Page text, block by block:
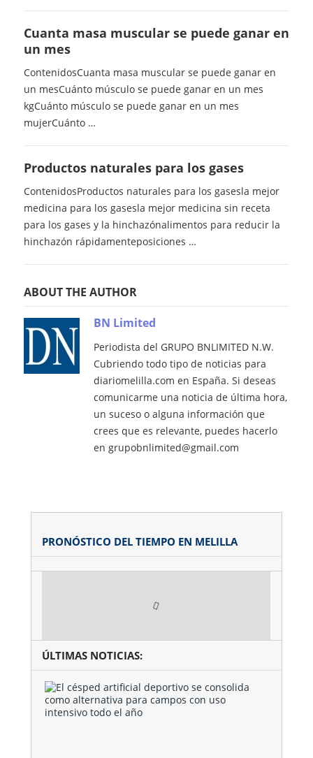
Cuanta masa muscular se puede ganar en
un mes
ContenidosCuanta masa muscular se puede ganar en
un mesCuánto músculo se puede ganar en un mes
kgCuánto músculo se puede ganar en un mes
mujerCuánto …
Productos naturales para los gases
ContenidosProductos naturales para los gasesla mejor
medicina para los gasesla mejor medicina sin receta
para los gases y la hinchazónalimentos para reducir la
hinchazón rápidamenteposiciones …
ABOUT THE AUTHOR
BN Limited
Periodista del GRUPO BNLIMITED N.W.
Cubriendo todo tipo de noticias para
diariomelilla.com en España. Si deseas
comunicarme una noticia de última hora,
un suceso o alguna información que
crees que es relevante, puedes hacerlo
en grupobnlimited@gmail.com
PRONÓSTICO DEL TIEMPO EN MELILLA
ÚLTIMAS NOTICIAS: